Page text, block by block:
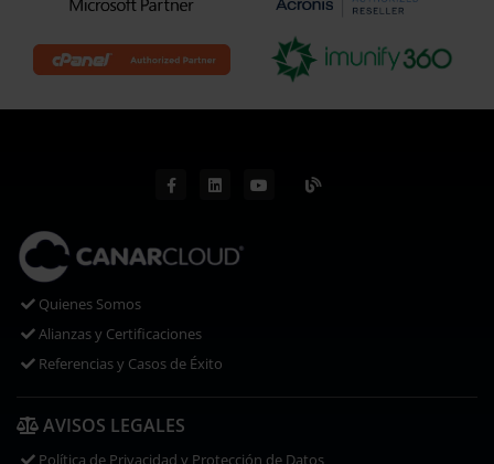
Quienes Somos
Alianzas y Certificaciones
Referencias y Casos de Éxito
AVISOS LEGALES
Política de Privacidad y Protección de Datos